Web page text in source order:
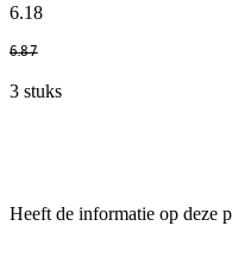
6.18
6.87
3 stuks
Heeft de informatie op deze